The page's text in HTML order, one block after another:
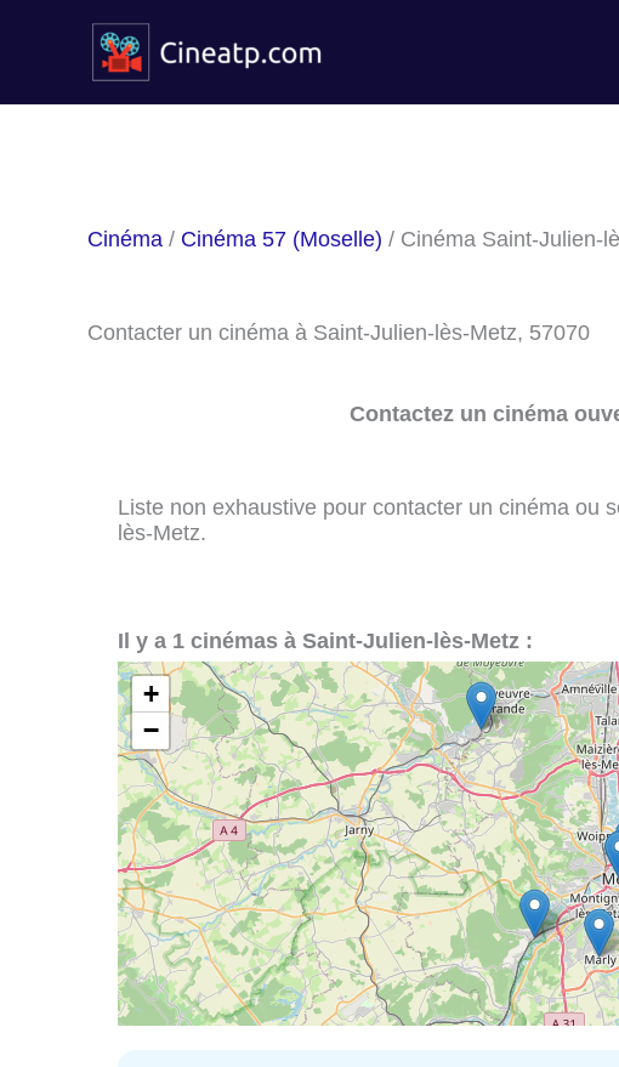
contenu
Cinéma / Cinéma 57 (Moselle) / Cinéma Saint-Julien-
Contacter un cinéma à Saint-Julien-lès-Metz, 57070
Contactez un cinéma
Liste non exhaustive pour contacter un cinéma ou
lès-Metz.
Il y a 1 cinémas à Saint-Julien-lès-Metz :
+
−